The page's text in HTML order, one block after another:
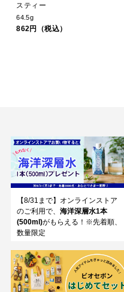
スティー
64.5g
862円（税込）
【8/31まで】オンラインストア
のご利用で、 海洋深層水1本
(500ml)がもらえる！※先着順、
数量限定